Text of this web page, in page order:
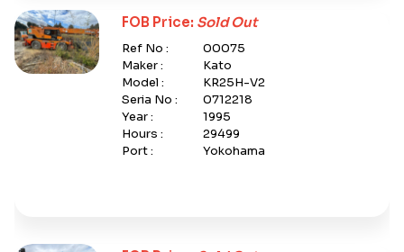
FOB Price: Sold Out
Ref No :
00075
Maker :
Kato
Model :
KR25H-V2
Seria No :
0712218
Year :
1995
Hours :
29499
Port :
Yokohama